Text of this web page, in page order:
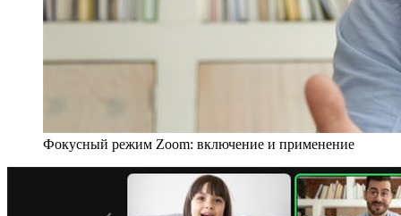
Фокусный режим Zoom: включение и применение